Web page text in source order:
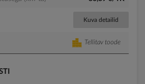
Kuva detailid
Tellitav toode